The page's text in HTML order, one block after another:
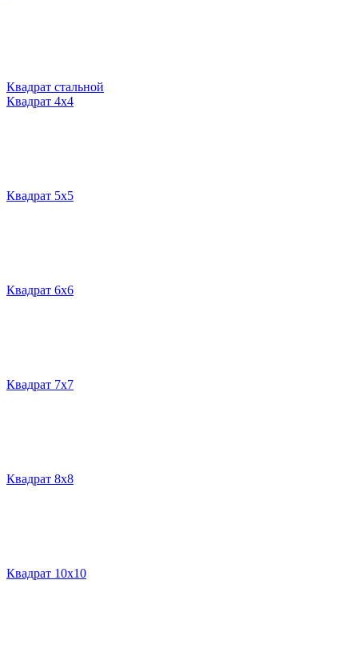
Квадрат стальной
Квадрат 4х4
Квадрат 5х5
Квадрат 6х6
Квадрат 7х7
Квадрат 8х8
Квадрат 10х10